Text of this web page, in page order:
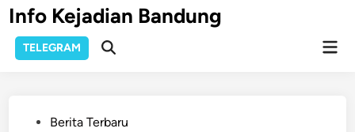
Skip
to
content
Info Kejadian Bandung
TELEGRAM
Open
PostedBerita Terbaru